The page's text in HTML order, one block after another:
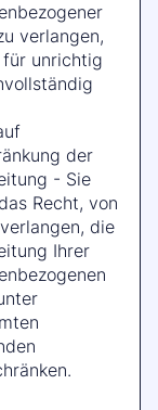
verlangen,
für unrichtig
der
- Sie
Recht, von
die
Ihrer